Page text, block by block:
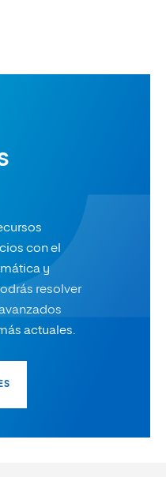
con el
y
resolver
actuales.